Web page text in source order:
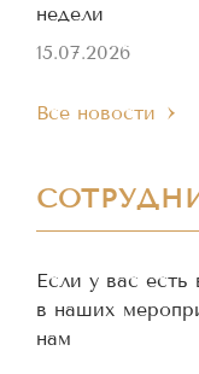
недели
15.07.2026
Все новости
Если у вас есть
в наших
нам